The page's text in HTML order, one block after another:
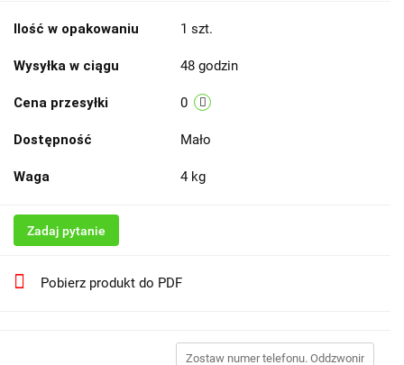
Ilość w opakowaniu 1 szt.
Wysyłka w ciągu 48 godzin
Cena przesyłki 0
Dostępność Mało
Waga 4 kg
Zadaj pytanie
Pobierz produkt do PDF